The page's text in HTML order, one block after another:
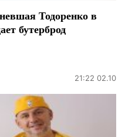
Тодоренко в
бутерброд
21:22 02.10